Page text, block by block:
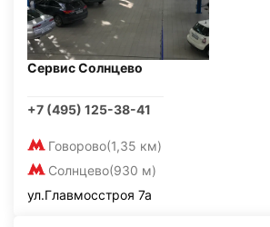
Сервис Солнцево
+7 (495) 125-38-41
Говорово(1,35 км)
Солнцево(930 м)
ул.Главмосстроя 7а